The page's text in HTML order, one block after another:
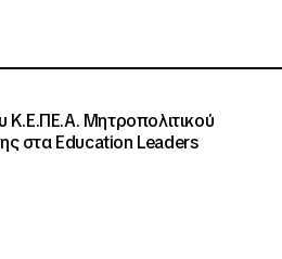
Κ.Ε.ΠΕ.Α. Μητροπολιτικού
στα Education Leaders